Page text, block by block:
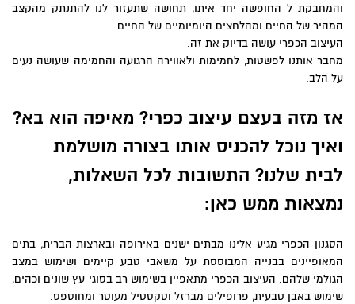
ל החופשה יחד איתו, תחושה שתעזור לנו להתנתק מהקצב
של החיים ומהלחצים היומיומיים של החיים.
הכפרי עושה בדיוק את זה.
אותנו לפשטות, לחמימות ולאווירה הרגועה והחמימה שעושה נעים
הלב.
מזה בעצם עיצוב כפרי? מאיפה הוא בא?
נוכל להכניס אותו בצורה מושלמת
שלנו? התשובות לכל השאלות,
ממש כאן:
הכפרי מגיע אלינו מבתים ישנים באירופה ובארצות הברית, בתים
בבנייה המבוססת על משאבי טבע קיימים ושימוש במצב
שלהם. העיצוב הכפרי מתאפיין בשימוש רב בסוגי עץ שונים וכהים,
באבן טבעית, פרופילים מברזל וטקסטיל מעוטר ומחוספס.